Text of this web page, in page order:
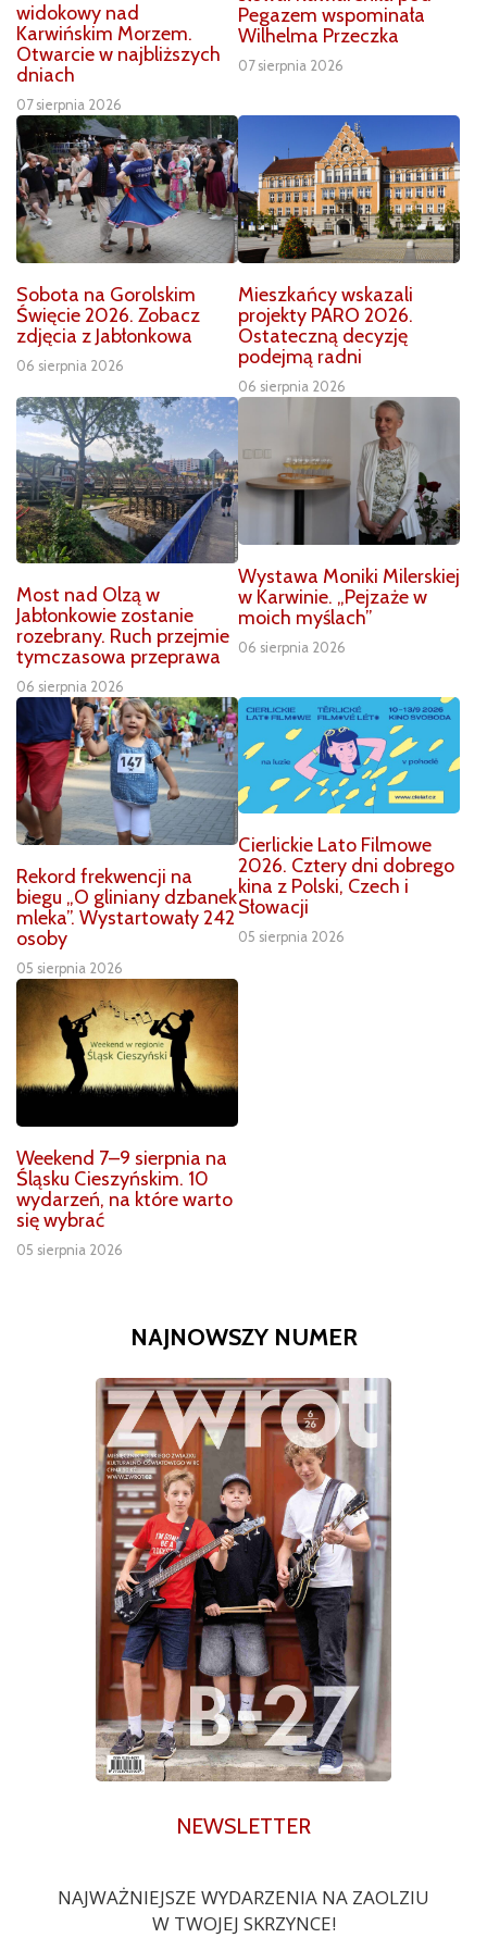
widokowy nad
Karwińskim Morzem.
Otwarcie w najbliższych
dniach
07 sierpnia 2026
Pegazem wspominała
Wilhelma Przeczka
07 sierpnia 2026
Sobota na Gorolskim
Święcie 2026. Zobacz
zdjęcia z Jabłonkowa
06 sierpnia 2026
Mieszkańcy wskazali
projekty PARO 2026.
Ostateczną decyzję
podejmą radni
06 sierpnia 2026
Most nad Olzą w
Jabłonkowie zostanie
rozebrany. Ruch przejmie
tymczasowa przeprawa
06 sierpnia 2026
Wystawa Moniki Milerskiej
w Karwinie. „Pejzaże w
moich myślach”
06 sierpnia 2026
Rekord frekwencji na
biegu „O gliniany dzbanek
mleka”. Wystartowały 242
osoby
05 sierpnia 2026
Cierlickie Lato Filmowe
2026. Cztery dni dobrego
kina z Polski, Czech i
Słowacji
05 sierpnia 2026
Weekend 7–9 sierpnia na
Śląsku Cieszyńskim. 10
wydarzeń, na które warto
się wybrać
05 sierpnia 2026
NAJNOWSZY NUMER
NEWSLETTER
NAJWAŻNIEJSZE WYDARZENIA NA ZAOLZIU
W TWOJEJ SKRZYNCE!